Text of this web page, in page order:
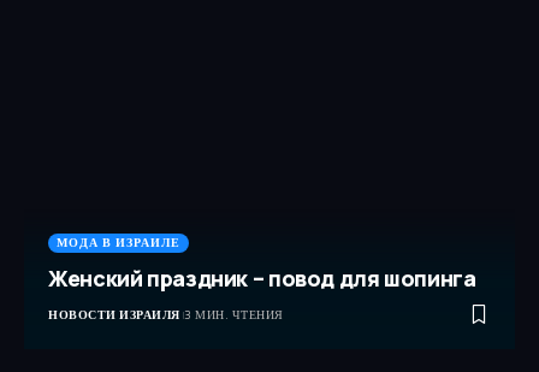
МОДА В ИЗРАИЛЕ
Женский праздник – повод для шопинга
НОВОСТИ ИЗРАИЛЯ 3 МИН. ЧТЕНИЯ